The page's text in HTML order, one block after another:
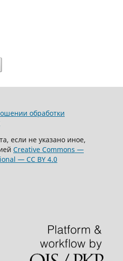
обработки
если не указано иное,
Creative Commons —
— CC BY 4.0